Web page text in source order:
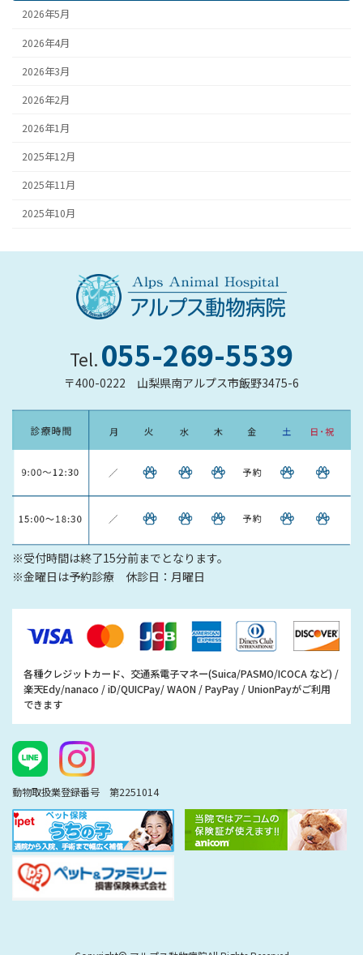
2026年5月
2026年4月
2026年3月
2026年2月
2026年1月
2025年12月
2025年11月
2025年10月
Tel. 055-269-5539
〒400-0222 山梨県南アルプス市飯野3475-6
※受付時間は終了15分前までとなります。
※金曜日は予約診療 休診日：月曜日
各種クレジットカード、交通系電子マネー(Suica/PASMO/ICOCA など) /
楽天Edy/nanaco / iD/QUICPay/ WAON / PayPay / UnionPayがご利用
できます
動物取扱業登録番号 第2251014